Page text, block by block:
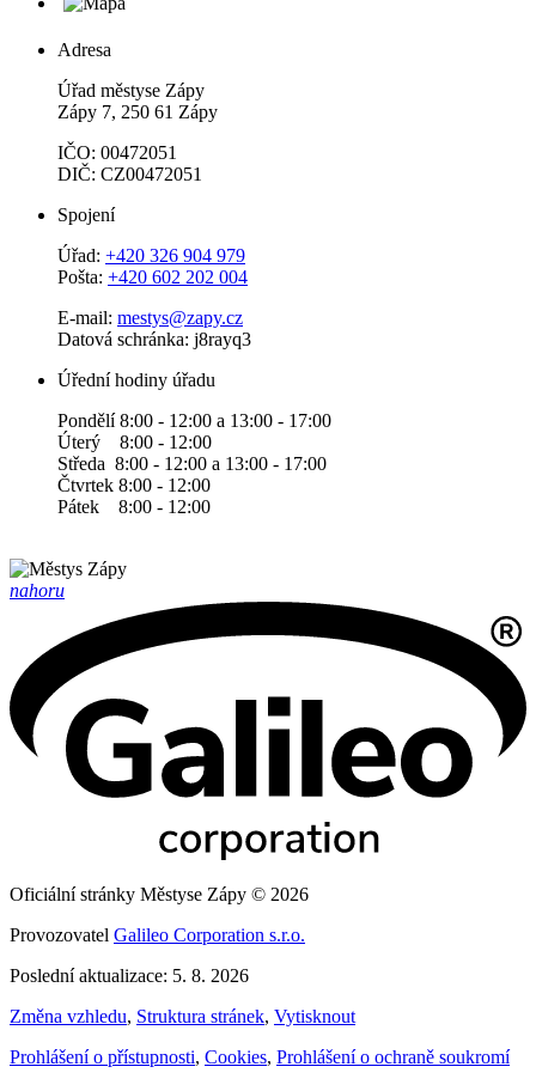
Adresa
Úřad městyse Zápy
Zápy 7, 250 61 Zápy
IČO: 00472051
DIČ: CZ00472051
Spojení
Úřad: +420 326 904 979
Pošta: +420 602 202 004
E-mail: mestys@zapy.cz
Datová schránka: j8rayq3
Úřední hodiny úřadu
Pondělí 8:00 - 12:00 a 13:00 - 17:00
Úterý 8:00 - 12:00
Středa 8:00 - 12:00 a 13:00 - 17:00
Čtvrtek 8:00 - 12:00
Pátek 8:00 - 12:00
nahoru
Oficiální stránky Městyse Zápy © 2026
Provozovatel Galileo Corporation s.r.o.
Poslední aktualizace: 5. 8. 2026
Změna vzhledu, Struktura stránek, Vytisknout
Prohlášení o přístupnosti, Cookies, Prohlášení o ochraně soukromí